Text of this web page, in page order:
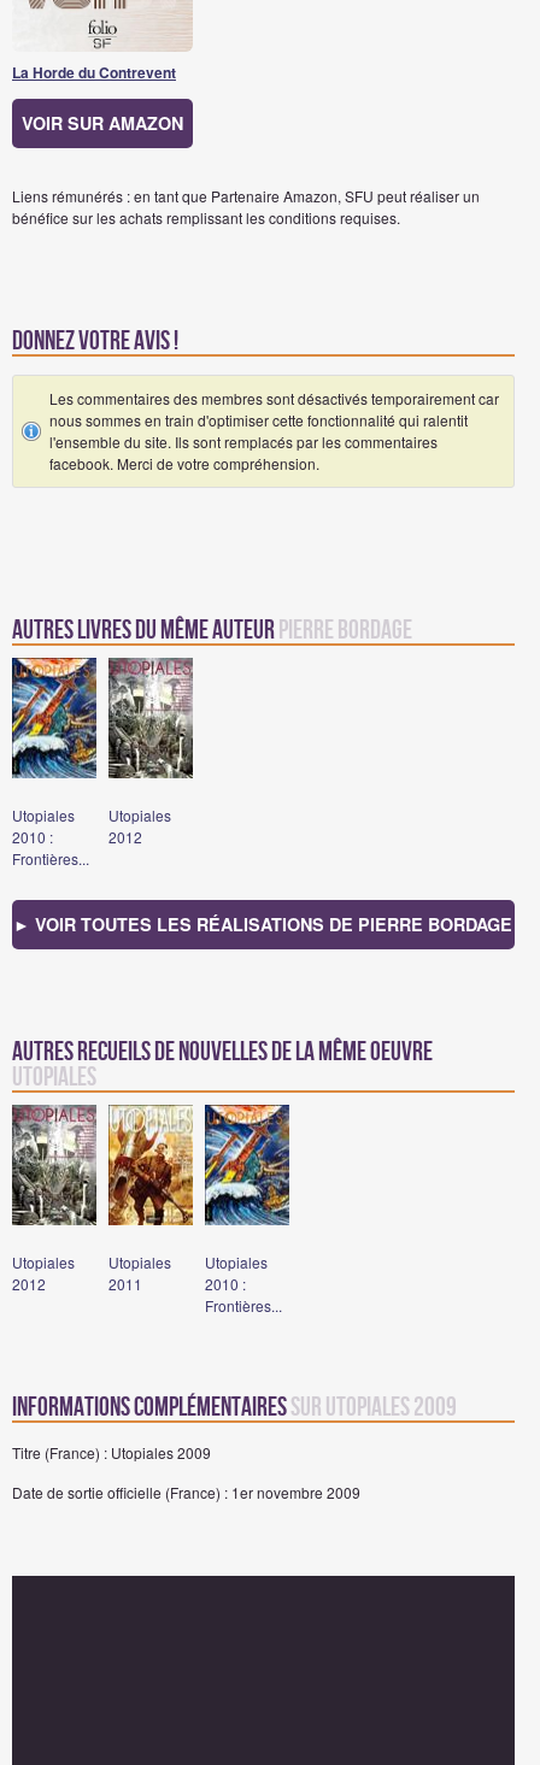
La Horde du Contrevent
VOIR SUR AMAZON
Liens rémunérés : en tant que Partenaire Amazon, SFU peut réaliser un
bénéfice sur les achats remplissant les conditions requises.
Donnez votre avis !
Les commentaires des membres sont désactivés temporairement car
nous sommes en train d'optimiser cette fonctionnalité qui ralentit
l'ensemble du site. Ils sont remplacés par les commentaires
facebook. Merci de votre compréhension.
Autres Livres du même auteurPierre Bordage
Utopiales
2010 :
Frontières...
Utopiales
2012
► VOIR TOUTES LES RÉALISATIONS DE PIERRE BORDAGE
Autres recueils de nouvelles de la même oeuvre
Utopiales
Utopiales
2012
Utopiales
2011
Utopiales
2010 :
Frontières...
Informations complémentairessur Utopiales 2009
Titre (France) : Utopiales 2009
Date de sortie officielle (France) : 1er novembre 2009